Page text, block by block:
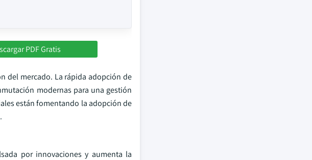
PDF Gratis
del mercado. La rápida adopción de
modernas para una gestión
están fomentando la adopción de
por innovaciones y aumenta la